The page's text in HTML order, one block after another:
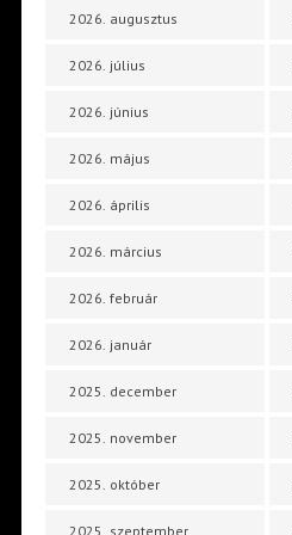
2026. augusztus
2026. július
2026. június
2026. május
2026. április
2026. március
2026. február
2026. január
2025. december
2025. november
2025. október
2025. szeptember